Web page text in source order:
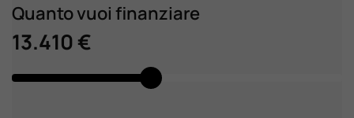
Quanto vuoi finanziare
13.410 €